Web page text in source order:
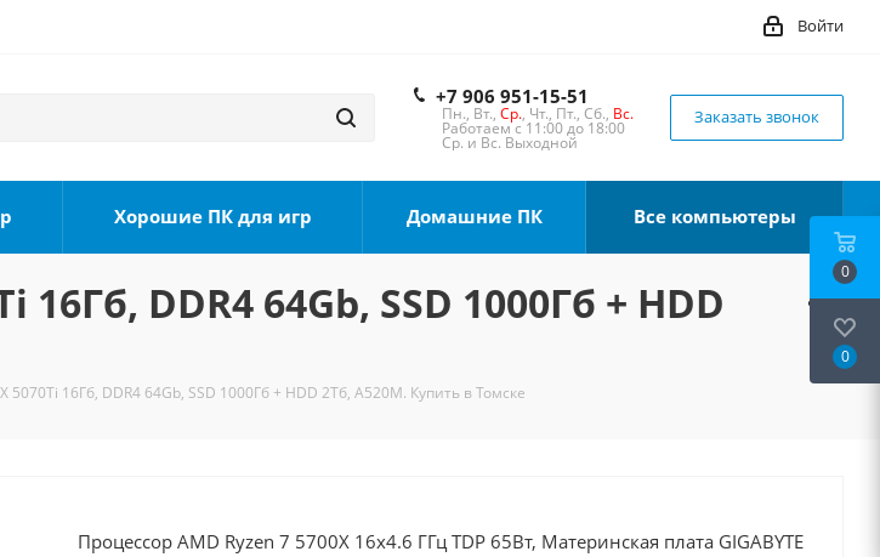
Войти
+7 906 951-15-51
Пн., Вт., Ср., Чт., Пт., Сб., Вс.
Работаем с 11:00 до 18:00
Ср. и Вс. Выходной
Заказать звонок
Хорошие ПК для игр Домашние ПК Все компьютеры
DDR4 64Gb, SSD 1000Гб + HDD
5070Ti 16Гб, DDR4 64Gb, SSD 1000Гб + HDD 2Тб, A520M. Купить в Томске
Процессор AMD Ryzen 7 5700X 16x4.6 ГГц TDP 65Вт, Материнская плата GIGABYTE
0
0